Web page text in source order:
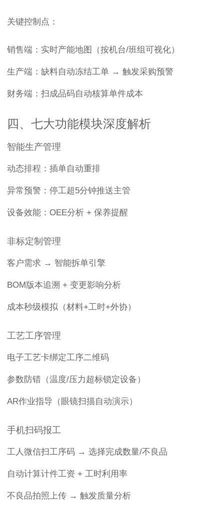
关键控制点：
销售端：实时产能地图（按机台/班组可视化）
生产端：缺料自动冻结工单 → 触发采购预警
财务端：扫成品码自动核算单件成本
四、七大功能模块深度解析
智能生产管理
动态排程：插单自动重排
异常预警：停工超5分钟推送主管
设备效能：OEE分析 + 保养提醒
非标定制管理
客户需求 → 智能拆单引擎
BOM版本追溯 + 变更影响分析
成本秒级模拟（材料+工时+外协）
工艺工序管理
电子工艺卡绑定工序二维码
参数防错（温度/压力超标锁定设备）
AR作业指导（眼镜扫描自动演示）
手机扫码报工
工人微信扫工序码 → 选择完成数量/不良品
自动计算计件工资 + 工时利用率
不良品拍照上传 → 触发质量分析